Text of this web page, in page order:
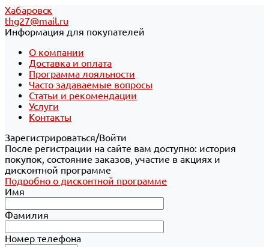
Хабаровск
thg27@mail.ru
Информация для покупателей
О компании
Доставка и оплата
Программа лояльности
Часто задаваемые вопросы
Статьи и рекомендации
Услуги
Контакты
Зарегистрироваться/Войти
После регистрации на сайте вам доступно: история
покупок, состояние заказов, участие в акциях и
дисконтной программе
Подробно о дисконтной программе
Имя
Фамилия
Номер телефона